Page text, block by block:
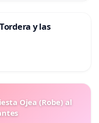
y las
Ojea (Robe) al